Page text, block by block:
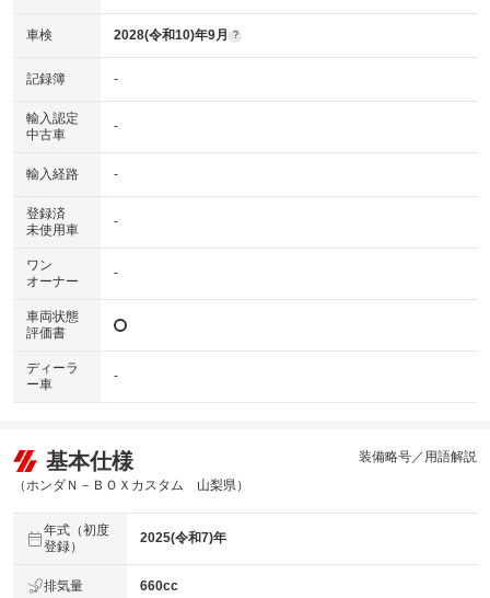
車検 2028(令和10)年9月 ?
記録簿 -
輸入認定
中古車
-
輸入経路 -
登録済
未使用車
-
ワン
オーナー
-
車両状態
評価書
ディーラ
ー車
-
基本仕様
（ホンダＮ－ＢＯＸカスタム 山梨県）
装備略号／用語解説
年式（初度
登録）
2025(令和7)年
排気量 660cc